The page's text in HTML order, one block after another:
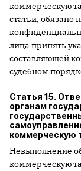
коммерческую
статьи, обязано
лица принять
составляющей
судебном
Статья 15.
органам
коммерческую
Невыполнение
коммерческую